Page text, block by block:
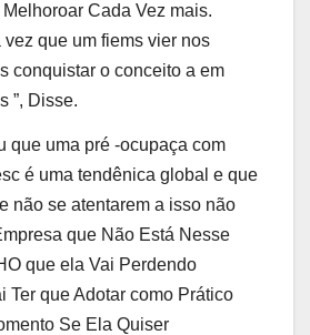
Cada Vez mais.
vez que um fiems vier nos
conquistar o conceito a em
”, Disse.
que uma pré -ocupaça com
é uma tendênica global e que
não se atentarem a isso não
que Não Está Nesse
que ela Vai Perdendo
Ter que Adotar como Prático
Se Ela Quiser